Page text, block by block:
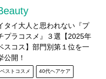
タイ大人と思われない『プ
プラコスメ』３選【2025年
スコス】部門別第１位を一
公開！
ベストコスメ 40代ヘアケア